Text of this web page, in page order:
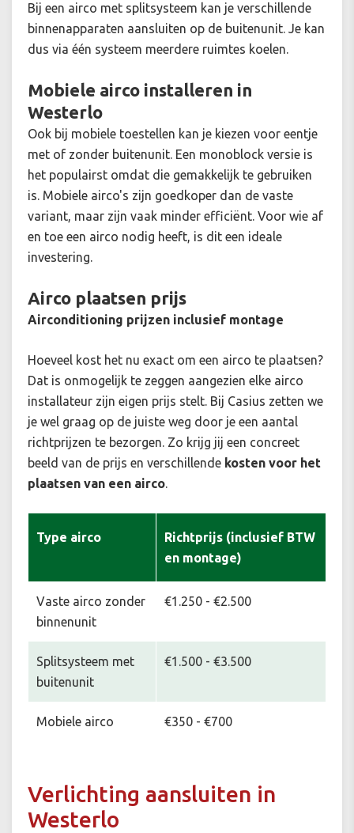
Bij een airco met splitsysteem kan je verschillende
binnenapparaten aansluiten op de buitenunit. Je kan
dus via één systeem meerdere ruimtes koelen.
Mobiele airco installeren in
Westerlo
Ook bij mobiele toestellen kan je kiezen voor eentje
met of zonder buitenunit. Een monoblock versie is
het populairst omdat die gemakkelijk te gebruiken
is. Mobiele airco's zijn goedkoper dan de vaste
variant, maar zijn vaak minder efficiënt. Voor wie af
en toe een airco nodig heeft, is dit een ideale
investering.
Airco plaatsen prijs
Airconditioning prijzen inclusief montage
Hoeveel kost het nu exact om een airco te plaatsen?
Dat is onmogelijk te zeggen aangezien elke airco
installateur zijn eigen prijs stelt. Bij Casius zetten we
je wel graag op de juiste weg door je een aantal
richtprijzen te bezorgen. Zo krijg jij een concreet
beeld van de prijs en verschillende kosten voor het
plaatsen van een airco.
Type airco
Richtprijs (inclusief BTW
en montage)
Vaste airco zonder
binnenunit
€1.250 - €2.500
Splitsysteem met
buitenunit
€1.500 - €3.500
Mobiele airco €350 - €700
Verlichting aansluiten in
Westerlo